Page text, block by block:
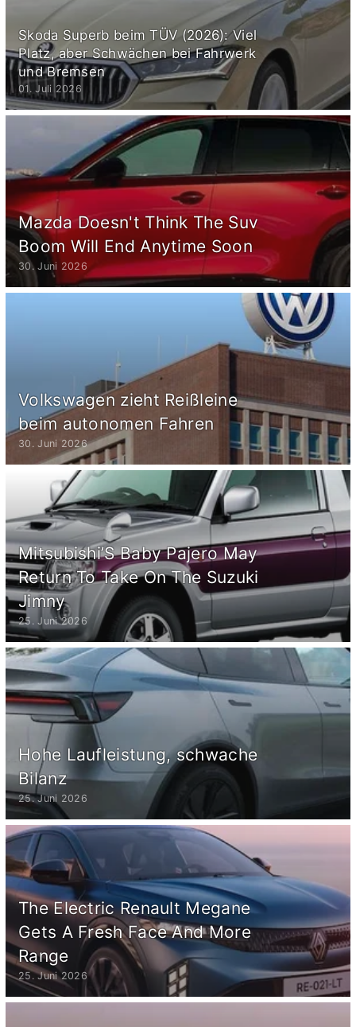
Skoda Superb beim TÜV (2026): Viel
Platz, aber Schwächen bei Fahrwerk
und Bremsen
01. Juli 2026
Mazda Doesn't Think The Suv
Boom Will End Anytime Soon
30. Juni 2026
Volkswagen zieht Reißleine
beim autonomen Fahren
30. Juni 2026
Mitsubishi’S Baby Pajero May
Return To Take On The Suzuki
Jimny
25. Juni 2026
Hohe Laufleistung, schwache
Bilanz
25. Juni 2026
The Electric Renault Megane
Gets A Fresh Face And More
Range
25. Juni 2026